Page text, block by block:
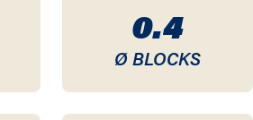
0.4
Ø BLOCKS